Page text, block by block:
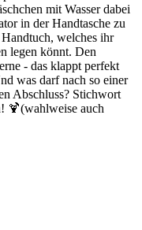
mit Wasser dabei
in der Handtasche zu
welches ihr
legen könnt. Den
- das klappt perfekt
was darf nach so einer
Abschluss? Stichwort
🍹(wahlweise auch